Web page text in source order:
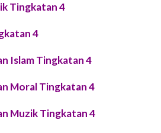
Tingkatan 4
4
Islam Tingkatan 4
Moral Tingkatan 4
Muzik Tingkatan 4